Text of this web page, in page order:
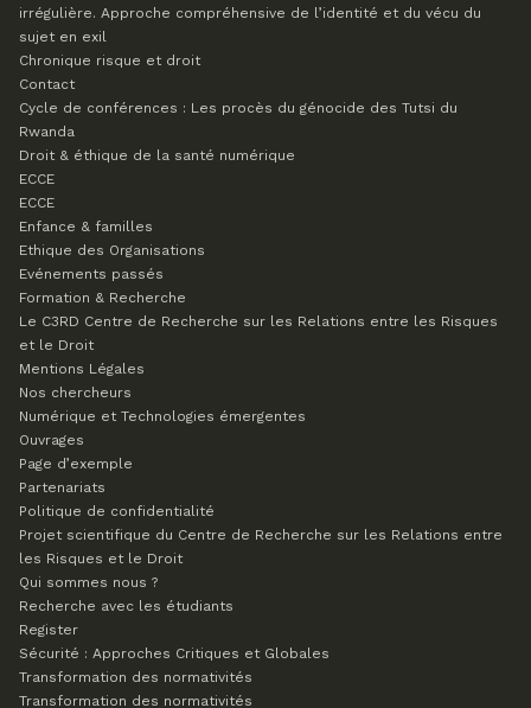
irrégulière. Approche compréhensive de l’identité et du vécu du
sujet en exil
Chronique risque et droit
Contact
Cycle de conférences : Les procès du génocide des Tutsi du
Rwanda
Droit & éthique de la santé numérique
ECCE
ECCE
Enfance & familles
Ethique des Organisations
Evénements passés
Formation & Recherche
Le C3RD Centre de Recherche sur les Relations entre les Risques
et le Droit
Mentions Légales
Nos chercheurs
Numérique et Technologies émergentes
Ouvrages
Page d’exemple
Partenariats
Politique de confidentialité
Projet scientifique du Centre de Recherche sur les Relations entre
les Risques et le Droit
Qui sommes nous ?
Recherche avec les étudiants
Register
Sécurité : Approches Critiques et Globales
Transformation des normativités
Transformation des normativités